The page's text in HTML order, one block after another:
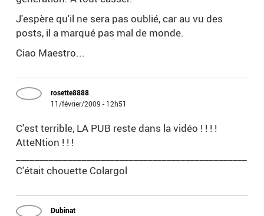
J'espère qu'il ne sera pas oublié, car au vu des
posts, il a marqué pas mal de monde.
Ciao Maestro...
rosette8888
11/février/2009 - 12h51
C'est terrible, LA PUB reste dans la vidéo ! ! ! !
AtteNtion ! ! !
C'était chouette Colargol
Dubinat